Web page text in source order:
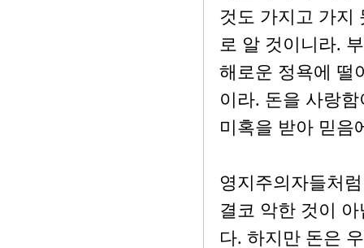
것도 가지고 가지
로 알 것이니라.
해로운 정욕에 떨
이라. 돈을 사랑
미혹을 받아 믿음
영지주의자들처
결코 악한 것이
다. 하지만 돈은